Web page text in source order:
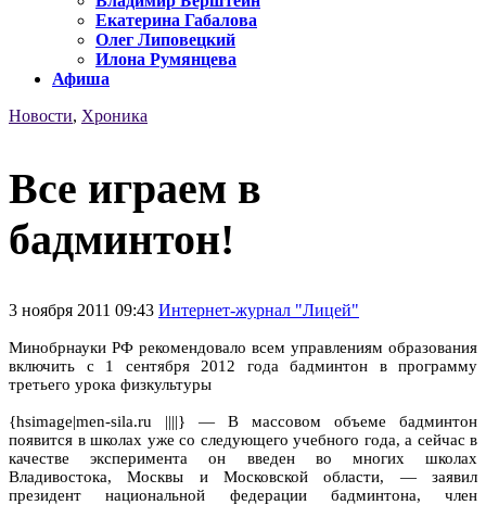
Екатерина Габалова
Олег Липовецкий
Илона Румянцева
Афиша
Новости, Хроника
Все играем в
бадминтон!
3 ноября 2011 09:43 Интернет-журнал "Лицей"
Минобрнауки РФ рекомендовало всем управлениям образования
включить с 1 сентября 2012 года бадминтон в программу
третьего урока физкультуры
{hsimage|men-sila.ru ||||} — В массовом объеме бадминтон
появится в школах уже со следующего учебного года, а сейчас в
качестве эксперимента он введен во многих школах
Владивостока, Москвы и Московской области, — заявил
президент национальной федерации бадминтона, член